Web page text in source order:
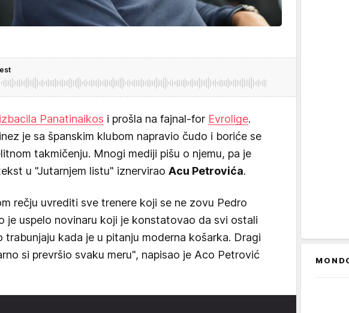
Panatinaikos i prošla na fajnal-for Evrolige.
je sa španskim klubom napravio čudo i boriće se
takmičenju. Mnogi mediji pišu o njemu, pa je
u "Jutarnjem listu" iznervirao Acu Petrovića.
rečju uvrediti sve trenere koji se ne zovu Pedro
je uspelo novinaru koji je konstatovao da svi ostali
trabunjaju kada je u pitanju moderna košarka. Dragi
si prevršio svaku meru", napisao je Aco Petrović